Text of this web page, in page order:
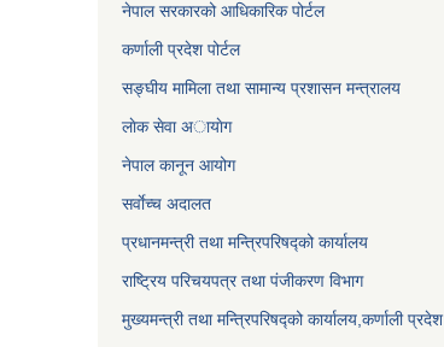
नेपाल सरकारको आधिकारिक पोर्टल
कर्णाली प्रदेश पोर्टल
सङ्घीय मामिला तथा सामान्य प्रशासन मन्त्रालय
लाेक सेवा अायाेग
नेपाल कानून आयोग
सर्वाेच्च अदालत
प्रधानमन्त्री तथा मन्त्रिपरिषद्को कार्यालय
राष्ट्रिय परिचयपत्र तथा पंजीकरण विभाग
मुख्यमन्त्री तथा मन्त्रिपरिषद्को कार्यालय,कर्णाली प्रदेश